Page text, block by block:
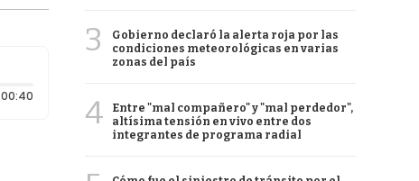
00:40Duración: 40 segundos
3
Gobierno declaró la alerta roja por las
condiciones meteorológicas en varias
zonas del país
4
Entre "mal compañero" y "mal perdedor",
altísima tensión en vivo entre dos
integrantes de programa radial